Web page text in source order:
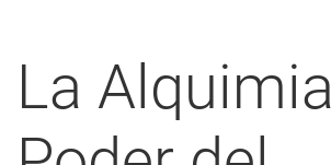
La